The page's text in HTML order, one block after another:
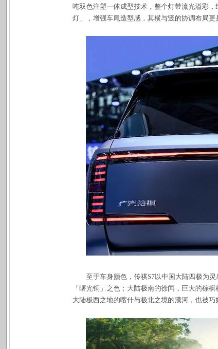
吨双色注塑一体成型技术，整个灯带流光溢彩
灯」，增强车尾造型感，其横与竖的协调布局
至于车身颜色，传祺S7以中国大陆四极为
「曙光铜」之色；大陆极南的徐闻，巨大的棕
大陆极西之地的喀什与极北之境的漠河，也被